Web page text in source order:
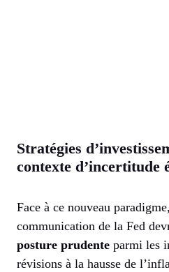
Stratégies
contexte d’incertitude
Face à ce nouveau
communication de la Fed
posture prudente parmi les
révisions à la hausse de